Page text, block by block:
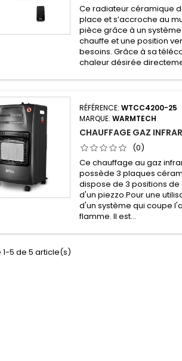
Ce radiateur céramique
place et s’accroche au
pièce grâce à un
chauffe et une position
besoins. Grâce à sa
chaleur désirée
RÉFÉRENCE:WTCC4200-25
MARQUE:WARMTECH
CHAUFFAGE GAZ
(0)
Ce chauffage au gaz
possède 3 plaques
dispose de 3 positions de
d'un piezzo.Pour une
d'un système qui coupe
flamme. Il est...
5 de 5 article(s)